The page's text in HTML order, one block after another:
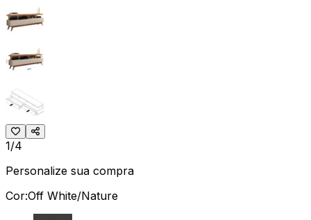
1/4
Personalize sua compra
Cor:Off White/Nature